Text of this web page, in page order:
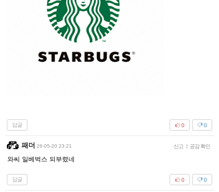
답글 0
0
패더 26-05-20 23:21 신고 | 공감 확인
와씨 일베벅스 되부렸네
답글 0
0